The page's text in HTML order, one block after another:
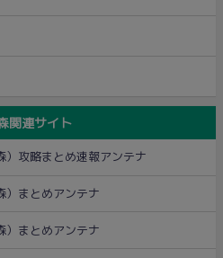
関連サイト
）攻略まとめ速報アンテナ
）まとめアンテナ
）まとめアンテナ